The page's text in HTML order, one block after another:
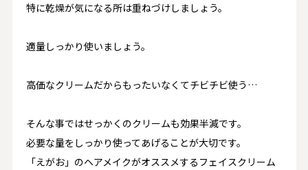
特に乾燥が気になる所は重ねづけしましょう。
適量しっかり使いましょう。
高価なクリームだからもったいなくてチビチビ使う…
そんな事ではせっかくのクリームも効果半減です。
必要な量をしっかり使ってあげることが大切です。
「えがお」のヘアメイクがオススメするフェイスクリーム